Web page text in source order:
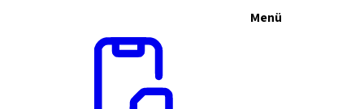
Menü